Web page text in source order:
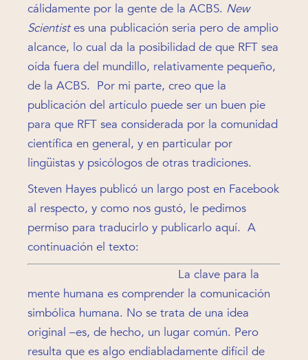
cálidamente por la gente de la ACBS. New
Scientistes una publicación seria pero de amplio
alcance, lo cual da la posibilidad de que RFT sea
oída fuera del mundillo, relativamente pequeño,
de la ACBS. Por mi parte, creo que la
publicación del artículo puede ser un buen pie
para que RFT sea considerada por la comunidad
científica en general, y en particular por
lingüistas y psicólogos de otras tradiciones.
Steven Hayes publicó un largo post en Facebook
al respecto, y como nos gustó, le pedimos
permiso para traducirlo y publicarlo aquí. A
continuación el texto:
La clave para la
mente humana es comprender la comunicación
simbólica humana. No se trata de una idea
original –es, de hecho, un lugar común. Pero
resulta que es algo endiabladamente difícil de